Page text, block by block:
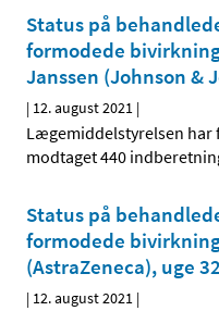
Status på
formodede
Janssen (Johnson &
| 12. august 2021 |
Lægemiddelstyrelsen har
modtaget 440
Status på
formodede
(AstraZeneca), uge 32
| 12. august 2021 |